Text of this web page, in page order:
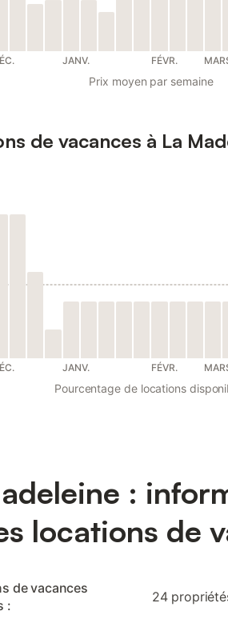
JANV. FÉVR.
Prix moyen par semaine
de vacances à La
JANV. FÉVR.
Pourcentage de locations
:
locations de
de vacances
:
24